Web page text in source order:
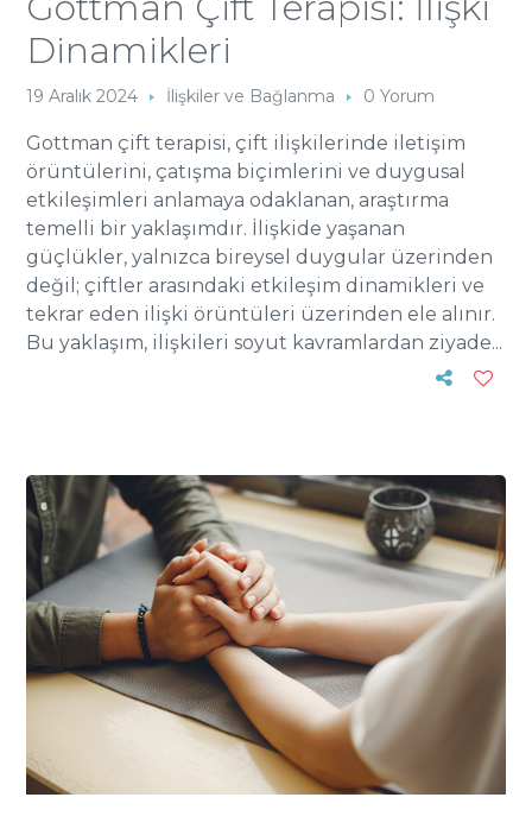
Dinamikleri
19 Aralık 2024 İlişkiler ve Bağlanma 0 Yorum
Gottman çift terapisi, çift ilişkilerinde iletişim
örüntülerini, çatışma biçimlerini ve duygusal
etkileşimleri anlamaya odaklanan, araştırma
temelli bir yaklaşımdır. İlişkide yaşanan
güçlükler, yalnızca bireysel duygular üzerinden
değil; çiftler arasındaki etkileşim dinamikleri ve
tekrar eden ilişki örüntüleri üzerinden ele alınır.
Bu yaklaşım, ilişkileri soyut kavramlardan ziyade...